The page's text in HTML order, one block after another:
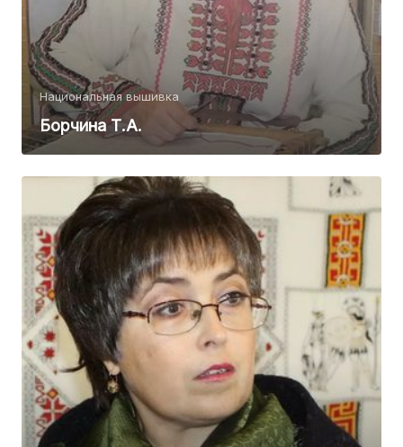
Национальная вышивка
Борчина Т.А.